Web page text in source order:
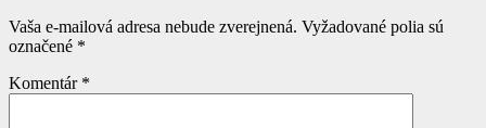
Vaša e-mailová adresa nebude zverejnená. Vyžadované polia sú
označené *
Komentár *